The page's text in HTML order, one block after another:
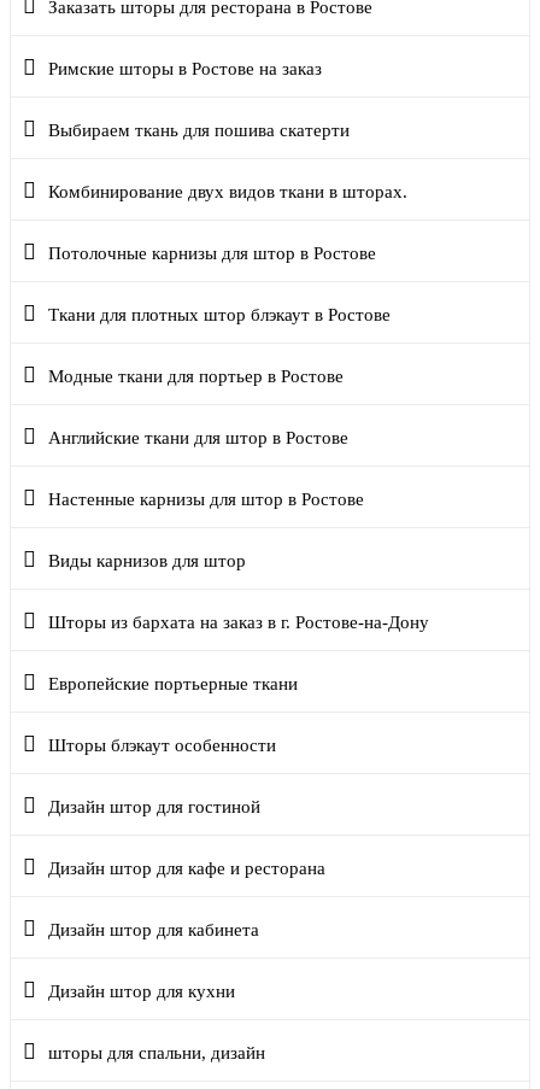
Заказать шторы для ресторана в Ростове
Римские шторы в Ростове на заказ
Выбираем ткань для пошива скатерти
Комбинирование двух видов ткани в шторах.
Потолочные карнизы для штор в Ростове
Ткани для плотных штор блэкаут в Ростове
Модные ткани для портьер в Ростове
Английские ткани для штор в Ростове
Настенные карнизы для штор в Ростове
Виды карнизов для штор
Шторы из бархата на заказ в г. Ростове-на-Дону
Европейские портьерные ткани
Шторы блэкаут особенности
Дизайн штор для гостиной
Дизайн штор для кафе и ресторана
Дизайн штор для кабинета
Дизайн штор для кухни
шторы для спальни, дизайн